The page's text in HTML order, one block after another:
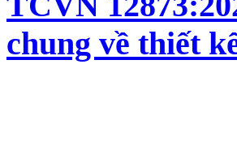
chung về thiết